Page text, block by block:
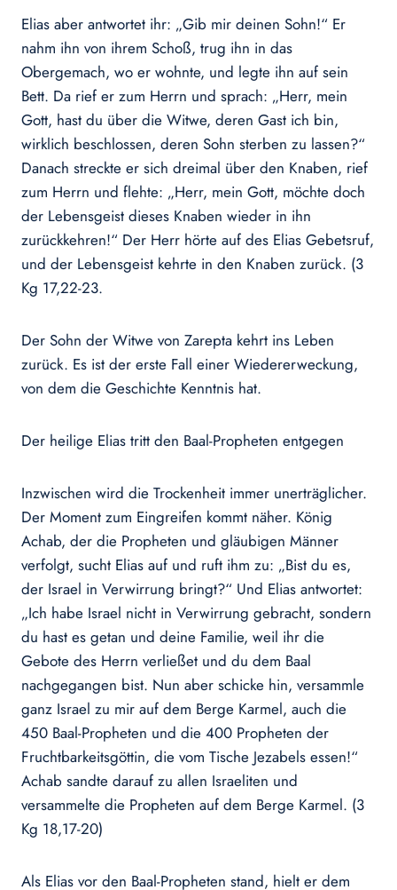
Elias aber antwortet ihr: „Gib mir deinen Sohn!“ Er
nahm ihn von ihrem Schoß, trug ihn in das
Obergemach, wo er wohnte, und legte ihn auf sein
Bett. Da rief er zum Herrn und sprach: „Herr, mein
Gott, hast du über die Witwe, deren Gast ich bin,
wirklich beschlossen, deren Sohn sterben zu lassen?“
Danach streckte er sich dreimal über den Knaben, rief
zum Herrn und flehte: „Herr, mein Gott, möchte doch
der Lebensgeist dieses Knaben wieder in ihn
zurückkehren!“ Der Herr hörte auf des Elias Gebetsruf,
und der Lebensgeist kehrte in den Knaben zurück. (3
Kg 17,22-23.
Der Sohn der Witwe von Zarepta kehrt ins Leben
zurück. Es ist der erste Fall einer Wiedererweckung,
von dem die Geschichte Kenntnis hat.
Der heilige Elias tritt den Baal-Propheten entgegen
Inzwischen wird die Trockenheit immer unerträglicher.
Der Moment zum Eingreifen kommt näher. König
Achab, der die Propheten und gläubigen Männer
verfolgt, sucht Elias auf und ruft ihm zu: „Bist du es,
der Israel in Verwirrung bringt?“ Und Elias antwortet:
„Ich habe Israel nicht in Verwirrung gebracht, sondern
du hast es getan und deine Familie, weil ihr die
Gebote des Herrn verließet und du dem Baal
nachgegangen bist. Nun aber schicke hin, versammle
ganz Israel zu mir auf dem Berge Karmel, auch die
450 Baal-Propheten und die 400 Propheten der
Fruchtbarkeitsgöttin, die vom Tische Jezabels essen!“
Achab sandte darauf zu allen Israeliten und
versammelte die Propheten auf dem Berge Karmel. (3
Kg 18,17-20)
Als Elias vor den Baal-Propheten stand, hielt er dem